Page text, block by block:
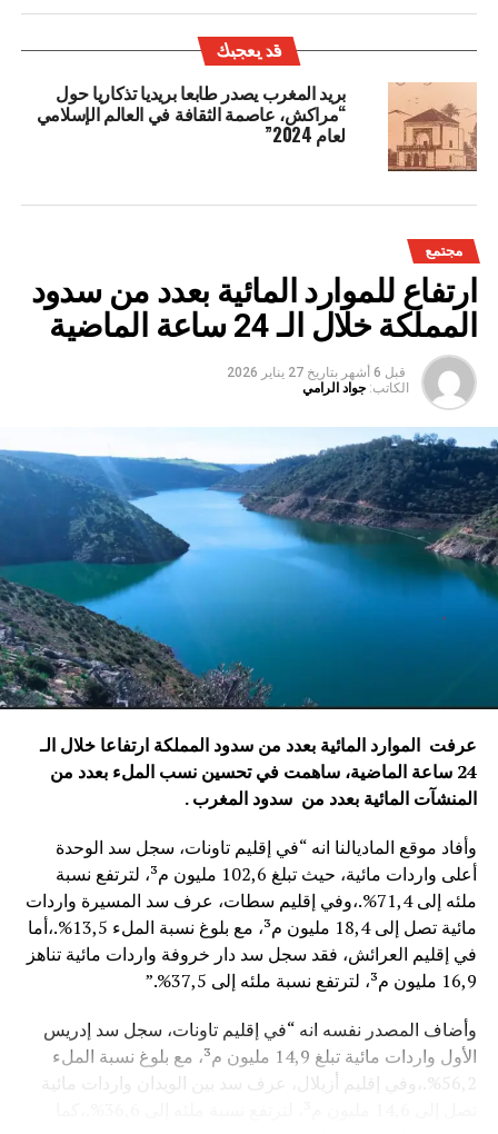
قد يعجبك
بريد المغرب يصدر طابعا بريديا تذكاريا حول
“مراكش، عاصمة الثقافة في العالم الإسلامي
لعام 2024”
مجتمع
ارتفاع للموارد المائية بعدد من سدود
المملكة خلال الـ 24 ساعة الماضية
قبل 6 أشهر بتاريخ 27 يناير 2026
الكاتب: جواد الرامي
عرفت الموارد المائية بعدد من سدود المملكة ارتفاعا خلال الـ
24 ساعة الماضية، ساهمت في تحسين نسب الملء بعدد من
المنشآت المائية بعدد من سدود المغرب .
وأفاد موقع الماديالنا انه “في إقليم تاونات، سجل سد الوحدة
أعلى واردات مائية، حيث تبلغ 102,6 مليون م³، لترتفع نسبة
ملئه إلى 71,4%.،وفي إقليم سطات، عرف سد المسيرة واردات
مائية تصل إلى 18,4 مليون م³، مع بلوغ نسبة الملء 13,5%.،أما
في إقليم العرائش، فقد سجل سد دار خروفة واردات مائية تناهز
16,9 مليون م³، لترتفع نسبة ملئه إلى 37,5%.”
وأضاف المصدر نفسه انه “في إقليم تاونات، سجل سد إدريس
الأول واردات مائية تبلغ 14,9 مليون م³، مع بلوغ نسبة الملء
56,2%.،وفي إقليم أزيلال، عرف سد بين الويدان واردات مائية